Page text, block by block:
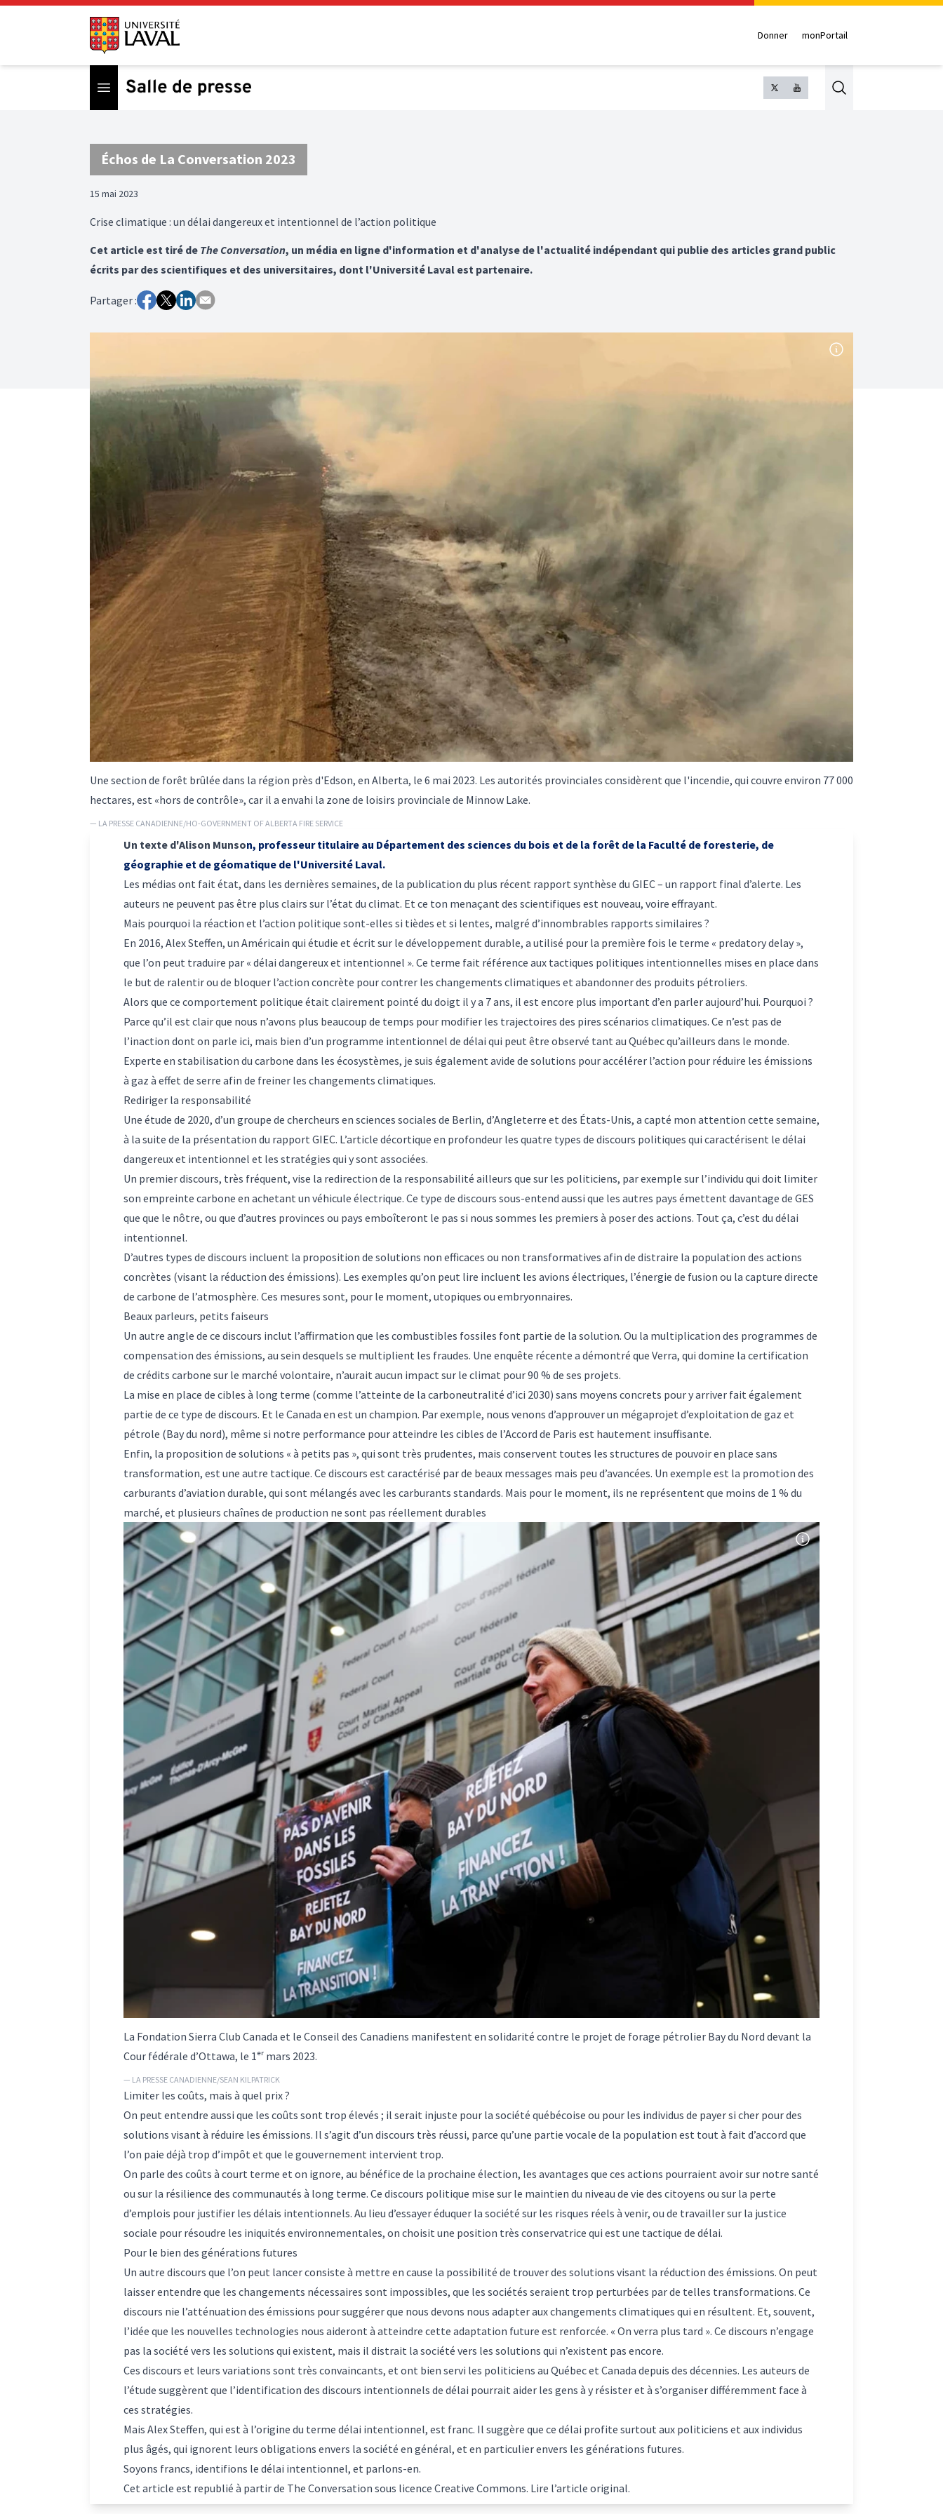
Donner monPortail
Open menu Search
Échos de La Conversation 2023
15 mai 2023
Crise climatique : un délai dangereux et intentionnel de l’action politique
Cet article est tiré de The Conversation, un média en ligne d'information et d'analyse de l'actualité indépendant qui publie des articles grand public
écrits par des scientifiques et des universitaires, dont l'Université Laval est partenaire.
Partager :
Une section de forêt brûlée dans la région près d'Edson, en Alberta, le 6 mai 2023. Les autorités provinciales considèrent que l'incendie, qui couvre environ 77 000
hectares, est «hors de contrôle», car il a envahi la zone de loisirs provinciale de Minnow Lake.
— LA PRESSE CANADIENNE/HO-GOVERNMENT OF ALBERTA FIRE SERVICE
Un texte d'Alison Munson, professeur titulaire au Département des sciences du bois et de la forêt de la Faculté de foresterie, de
géographie et de géomatique de l'Université Laval.
Les médias ont fait état, dans les dernières semaines, de la publication du plus récent rapport synthèse du GIEC – un rapport final d’alerte. Les
auteurs ne peuvent pas être plus clairs sur l’état du climat. Et ce ton menaçant des scientifiques est nouveau, voire effrayant.
Mais pourquoi la réaction et l’action politique sont-elles si tièdes et si lentes, malgré d’innombrables rapports similaires ?
En 2016, Alex Steffen, un Américain qui étudie et écrit sur le développement durable, a utilisé pour la première fois le terme « predatory delay »,
que l’on peut traduire par « délai dangereux et intentionnel ». Ce terme fait référence aux tactiques politiques intentionnelles mises en place dans
le but de ralentir ou de bloquer l’action concrète pour contrer les changements climatiques et abandonner des produits pétroliers.
Alors que ce comportement politique était clairement pointé du doigt il y a 7 ans, il est encore plus important d’en parler aujourd’hui. Pourquoi ?
Parce qu’il est clair que nous n’avons plus beaucoup de temps pour modifier les trajectoires des pires scénarios climatiques. Ce n’est pas de
l’inaction dont on parle ici, mais bien d’un programme intentionnel de délai qui peut être observé tant au Québec qu’ailleurs dans le monde.
Experte en stabilisation du carbone dans les écosystèmes, je suis également avide de solutions pour accélérer l’action pour réduire les émissions
à gaz à effet de serre afin de freiner les changements climatiques.
Rediriger la responsabilité
Une étude de 2020, d’un groupe de chercheurs en sciences sociales de Berlin, d’Angleterre et des États-Unis, a capté mon attention cette semaine,
à la suite de la présentation du rapport GIEC. L’article décortique en profondeur les quatre types de discours politiques qui caractérisent le délai
dangereux et intentionnel et les stratégies qui y sont associées.
Un premier discours, très fréquent, vise la redirection de la responsabilité ailleurs que sur les politiciens, par exemple sur l’individu qui doit limiter
son empreinte carbone en achetant un véhicule électrique. Ce type de discours sous-entend aussi que les autres pays émettent davantage de GES
que que le nôtre, ou que d’autres provinces ou pays emboîteront le pas si nous sommes les premiers à poser des actions. Tout ça, c’est du délai
intentionnel.
D’autres types de discours incluent la proposition de solutions non efficaces ou non transformatives afin de distraire la population des actions
concrètes (visant la réduction des émissions). Les exemples qu’on peut lire incluent les avions électriques, l’énergie de fusion ou la capture directe
de carbone de l’atmosphère. Ces mesures sont, pour le moment, utopiques ou embryonnaires.
Beaux parleurs, petits faiseurs
Un autre angle de ce discours inclut l’affirmation que les combustibles fossiles font partie de la solution. Ou la multiplication des programmes de
compensation des émissions, au sein desquels se multiplient les fraudes. Une enquête récente a démontré que Verra, qui domine la certification
de crédits carbone sur le marché volontaire, n’aurait aucun impact sur le climat pour 90 % de ses projets.
La mise en place de cibles à long terme (comme l’atteinte de la carboneutralité d’ici 2030) sans moyens concrets pour y arriver fait également
partie de ce type de discours. Et le Canada en est un champion. Par exemple, nous venons d’approuver un mégaprojet d’exploitation de gaz et
pétrole (Bay du nord), même si notre performance pour atteindre les cibles de l’Accord de Paris est hautement insuffisante.
Enfin, la proposition de solutions « à petits pas », qui sont très prudentes, mais conservent toutes les structures de pouvoir en place sans
transformation, est une autre tactique. Ce discours est caractérisé par de beaux messages mais peu d’avancées. Un exemple est la promotion des
carburants d’aviation durable, qui sont mélangés avec les carburants standards. Mais pour le moment, ils ne représentent que moins de 1 % du
marché, et plusieurs chaînes de production ne sont pas réellement durables
La Fondation Sierra Club Canada et le Conseil des Canadiens manifestent en solidarité contre le projet de forage pétrolier Bay du Nord devant la
Cour fédérale d’Ottawa, le 1ᵉʳ mars 2023.
— LA PRESSE CANADIENNE/SEAN KILPATRICK
Limiter les coûts, mais à quel prix ?
On peut entendre aussi que les coûts sont trop élevés ; il serait injuste pour la société québécoise ou pour les individus de payer si cher pour des
solutions visant à réduire les émissions. Il s’agit d’un discours très réussi, parce qu’une partie vocale de la population est tout à fait d’accord que
l’on paie déjà trop d’impôt et que le gouvernement intervient trop.
On parle des coûts à court terme et on ignore, au bénéfice de la prochaine élection, les avantages que ces actions pourraient avoir sur notre santé
ou sur la résilience des communautés à long terme. Ce discours politique mise sur le maintien du niveau de vie des citoyens ou sur la perte
d’emplois pour justifier les délais intentionnels. Au lieu d’essayer éduquer la société sur les risques réels à venir, ou de travailler sur la justice
sociale pour résoudre les iniquités environnementales, on choisit une position très conservatrice qui est une tactique de délai.
Pour le bien des générations futures
Un autre discours que l’on peut lancer consiste à mettre en cause la possibilité de trouver des solutions visant la réduction des émissions. On peut
laisser entendre que les changements nécessaires sont impossibles, que les sociétés seraient trop perturbées par de telles transformations. Ce
discours nie l’atténuation des émissions pour suggérer que nous devons nous adapter aux changements climatiques qui en résultent. Et, souvent,
l’idée que les nouvelles technologies nous aideront à atteindre cette adaptation future est renforcée. « On verra plus tard ». Ce discours n’engage
pas la société vers les solutions qui existent, mais il distrait la société vers les solutions qui n’existent pas encore.
Ces discours et leurs variations sont très convaincants, et ont bien servi les politiciens au Québec et Canada depuis des décennies. Les auteurs de
l’étude suggèrent que l’identification des discours intentionnels de délai pourrait aider les gens à y résister et à s’organiser différemment face à
ces stratégies.
Mais Alex Steffen, qui est à l’origine du terme délai intentionnel, est franc. Il suggère que ce délai profite surtout aux politiciens et aux individus
plus âgés, qui ignorent leurs obligations envers la société en général, et en particulier envers les générations futures.
Soyons francs, identifions le délai intentionnel, et parlons-en.
Cet article est republié à partir de The Conversation sous licence Creative Commons. Lire l’article original.